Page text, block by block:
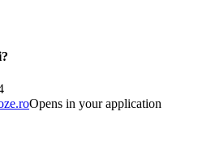
Opens in your application